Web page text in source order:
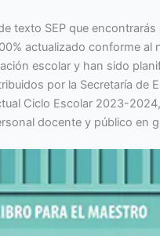
texto SEP que encontrarás
actualizado conforme al
escolar y han sido
por la Secretaría de
Ciclo Escolar 2023-
docente y público en